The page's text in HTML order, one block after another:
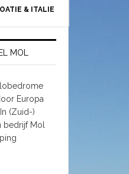
& ITALIE
MOL
Europa
(Zuid-)
bedrijf Mol